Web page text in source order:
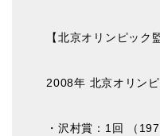
【北京オリンピック
2008年 北京オリン
・沢村賞：1回 （